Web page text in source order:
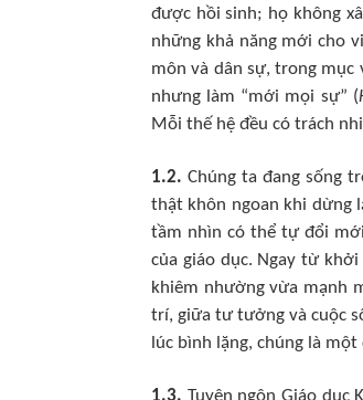
được hồi sinh; họ không
những khả năng mới cho
môn và dân sự, trong mục
nhưng làm “mới mọi sự” (
Mỗi thế hệ đều có trách
1.2. Chúng ta đang sống
thật khôn ngoan khi dừng
tầm nhìn có thể tự đổi
của giáo dục. Ngay từ
khiêm nhường vừa mạnh
trí, giữa tư tưởng và cuộc
lúc bình lặng, chúng là
1.3. Tuyên ngôn Giáo dục